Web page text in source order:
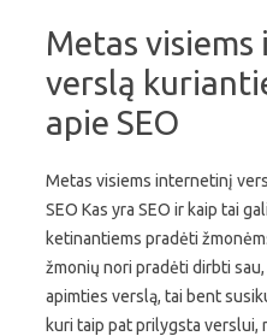
Metas
verslą
apie SEO
Metas visiems internetinį
SEO Kas yra SEO ir kaip tai
ketinantiems pradėti
žmonių nori pradėti dirbti
apimties verslą, tai bent
kuri taip pat prilygsta verslui,